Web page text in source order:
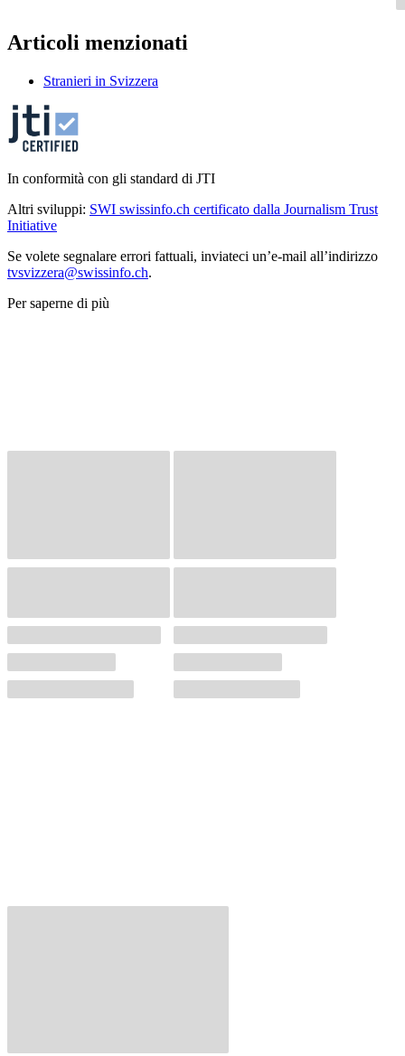
Articoli menzionati
Stranieri in Svizzera
In conformità con gli standard di JTI
Altri sviluppi: SWI swissinfo.ch certificato dalla Journalism Trust
Initiative
Se volete segnalare errori fattuali, inviateci un’e-mail all’indirizzo
tvsvizzera@swissinfo.ch.
Per saperne di più